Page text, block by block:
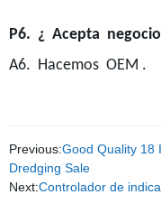
P6. ¿ Acepta
A6. Hacemos OEM .
Previous:Good Quality 18
Dredging Sale
Next:Controlador de